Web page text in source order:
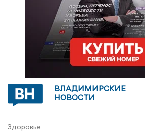
ВЛАДИМИРСКИЕ
НОВОСТИ
Здоровье